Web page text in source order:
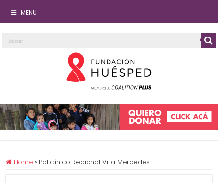
MENU
Home » Policlínico Regional Villa Mercedes